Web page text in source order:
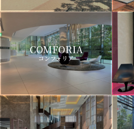
COMFORIA
コンフォリア